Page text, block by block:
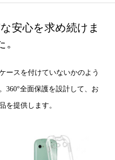
安心を求め続けま
。
ースを付けていないかのよう
360°全面保護を設計して、お
を提供します。